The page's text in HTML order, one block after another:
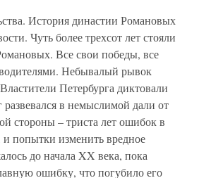
История династии Романовых
Чуть более трехсот лет стояли
Все свои победы, все
Небывалый рывок
Петербурга диктовали
в немыслимой дали от
стороны – триста лет ошибок в
попытки изменить вредное
до начала XX века, пока
ошибку, что погубило его